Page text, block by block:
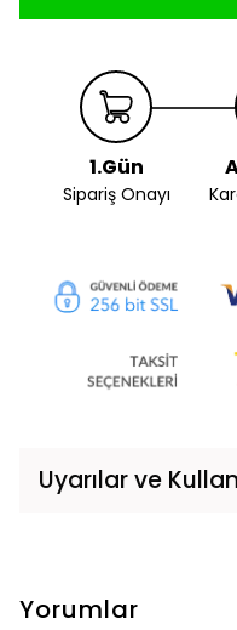
1.Gün
Sipariş Onayı
Uyarılar ve
Yorumlar